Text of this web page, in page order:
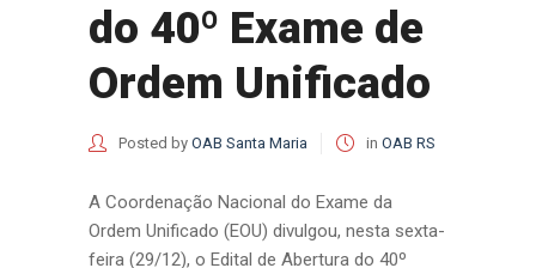
do 40º Exame de
Ordem Unificado
Posted by OAB Santa Maria in OAB RS
A Coordenação Nacional do Exame da
Ordem Unificado (EOU) divulgou, nesta sexta-
feira (29/12), o Edital de Abertura do 40º